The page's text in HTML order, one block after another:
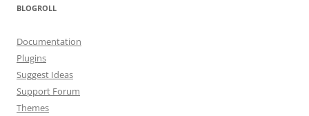
BLOGROLL
Documentation
Plugins
Suggest Ideas
Support Forum
Themes